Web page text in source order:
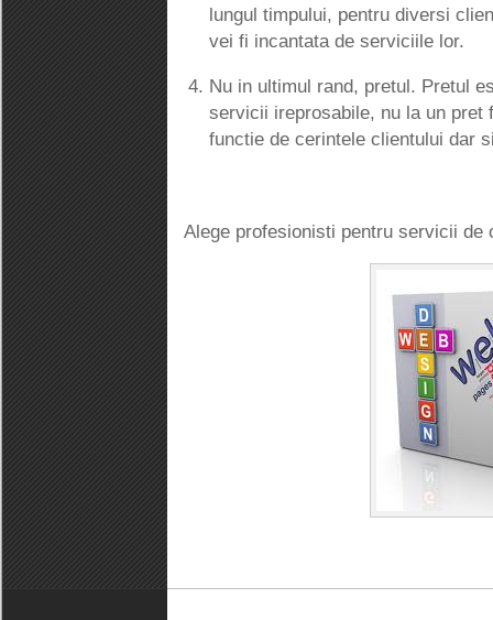
lungul timpului, pentru diversi
vei fi incantata de serviciile lor.
Nu in ultimul rand, pretul. Pretul
servicii ireprosabile, nu la un
functie de cerintele clientului dar
Alege profesionisti pentru servicii de